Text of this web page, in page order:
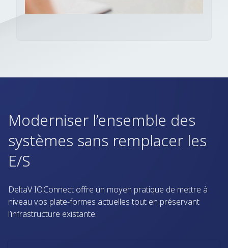
Moderniser l’ensemble des
systèmes sans remplacer les
E/S
DeltaV IO.Connect offre un moyen pratique de mettre à
niveau vos plate-formes actuelles tout en préservant
l’infrastructure existante.